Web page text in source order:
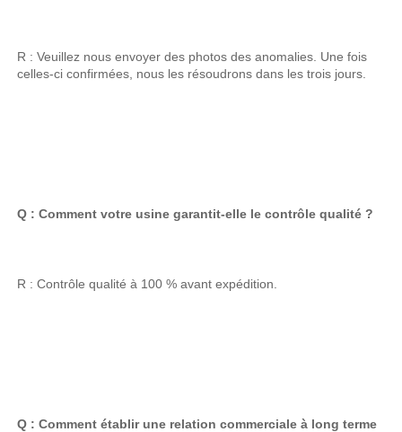
R : Veuillez nous envoyer des photos des anomalies. Une fois
celles-ci confirmées, nous les résoudrons dans les trois jours.
Q : Comment votre usine garantit-elle le contrôle qualité ?
R : Contrôle qualité à 100 % avant expédition.
Q : Comment établir une relation commerciale à long terme